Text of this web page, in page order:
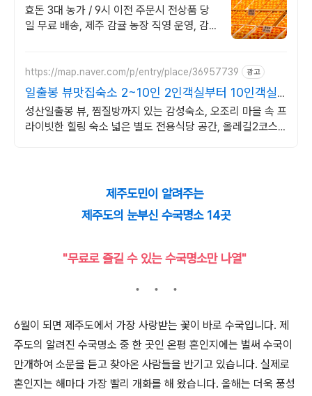
돔 판매
효돈 3대 농가 / 9시 이전 주문시 전상품 당
일 무료 배송, 제주 감귤 농장 직영 운영, 감
https://map.naver.com/p/entry/place/36957739 광고
일출봉 뷰맛집숙소 2~10인 2인객실부터 10인객실
구성
성산일출봉 뷰, 찜질방까지 있는 감성숙소, 오조리 마을 속 프
라이빗한 힐링 숙소 넓은 별도 전용식당 공간, 올레길2코스
제주도민이 알려주는
제주도의 눈부신 수국명소 14곳
"무료로 즐길 수 있는 수국명소만 나열"
6월이 되면 제주도에서 가장 사랑받는 꽃이 바로 수국입니다. 제
주도의 알려진 수국명소 중 한 곳인 온평 혼인지에는 벌써 수국이
만개하여 소문을 듣고 찾아온 사람들을 반기고 있습니다. 실제로
혼인지는 해마다 가장 빨리 개화를 해 왔습니다. 올해는 더욱 풍성